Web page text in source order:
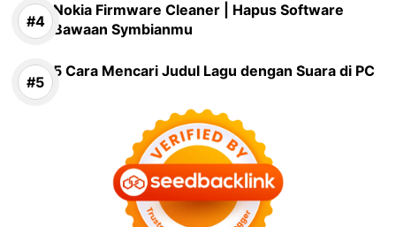
Nokia Firmware Cleaner | Hapus Software
Bawaan Symbianmu
5 Cara Mencari Judul Lagu dengan Suara di PC